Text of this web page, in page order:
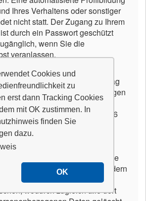
Cookies und
zu
erst dann Tracking Cookies
mit OK zustimmen. In
finden Sie
dazu.
OK
Ihres Verhaltens oder sonstiger
nicht statt. Der Zugang zu Ihrem
durch ein Passwort geschützt
wenn Sie die
veranlassen.
Internetpräsenz ein Profil
damit zwischen uns ein Vertrag
und Bereithaltung des jeweiligen
Verarbeitung Ihrer
Daten ist deshalb nach Art. 6
legitimiert. Eine eigenständige
Profil hinterlegten
Daten durch uns erfolgt
Sie haben jedoch jederzeit die
Daten in Ihrem Profil zu ändern
das angelegte Profil
wodurch zugleich alle dort